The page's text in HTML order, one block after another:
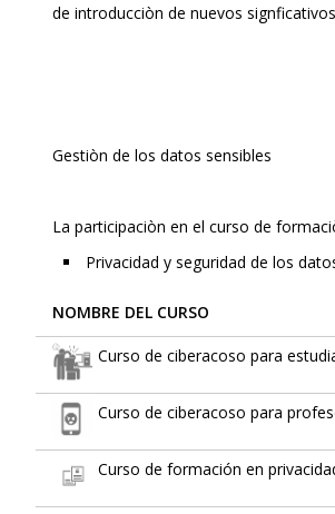
de introducciòn de nuevos
Gestiòn de los datos sensibles
La participaciòn en el curso de
Privacidad y seguridad de los
NOMBRE DEL CURSO
Curso de ciberacoso para
Curso de ciberacoso para
Curso de formación en